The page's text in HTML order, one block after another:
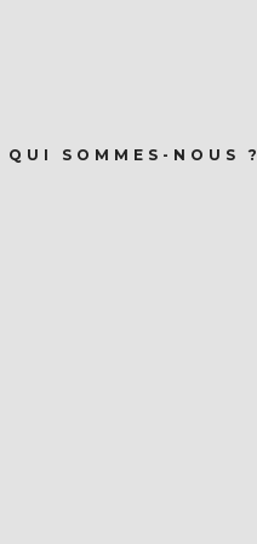
QUI SOMMES-NOUS ?